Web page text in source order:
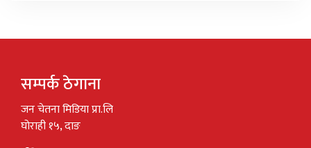
सम्पर्क ठेगाना
जन चेतना मिडिया प्रा.लि
घोराही १५, दाङ